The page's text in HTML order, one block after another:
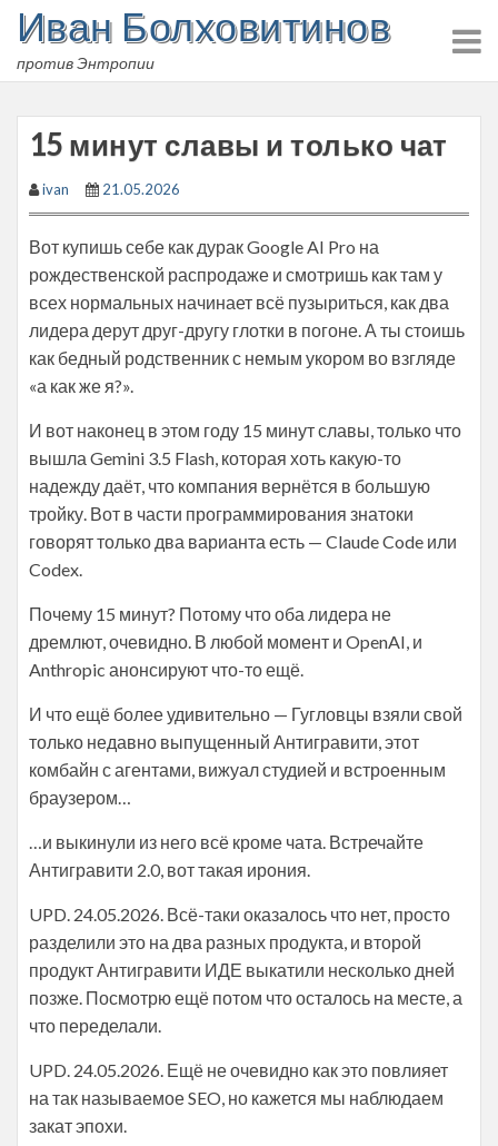
Skip
content
Иван Болховитинов
против Энтропии
15 минут славы и только чат
ivan 21.05.2026
Вот купишь себе как дурак Google AI Pro на
рождественской распродаже и смотришь как там у
всех нормальных начинает всё пузыриться, как два
лидера дерут друг-другу глотки в погоне. А ты стоишь
как бедный родственник с немым укором во взгляде
«а как же я?».
И вот наконец в этом году 15 минут славы, только что
вышла Gemini 3.5 Flash, которая хоть какую-то
надежду даёт, что компания вернётся в большую
тройку. Вот в части программирования знатоки
говорят только два варианта есть — Claude Code или
Codex.
Почему 15 минут? Потому что оба лидера не
дремлют, очевидно. В любой момент и OpenAI, и
Anthropic анонсируют что-то ещё.
И что ещё более удивительно — Гугловцы взяли свой
только недавно выпущенный Антигравити, этот
комбайн с агентами, вижуал студией и встроенным
браузером…
…и выкинули из него всё кроме чата. Встречайте
Антигравити 2.0, вот такая ирония.
UPD. 24.05.2026. Всё-таки оказалось что нет, просто
разделили это на два разных продукта, и второй
продукт Антигравити ИДЕ выкатили несколько дней
позже. Посмотрю ещё потом что осталось на месте, а
что переделали.
UPD. 24.05.2026. Ещё не очевидно как это повлияет
на так называемое SEO, но кажется мы наблюдаем
закат эпохи.